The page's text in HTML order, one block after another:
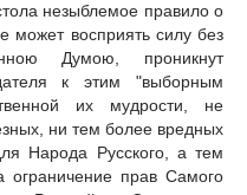
незыблемое правило о
может восприять силу без
Думою, проникнут
к этим "выборным
их мудрости, не
ни тем более вредных
Народа Русского, а тем
ограничение прав Самого